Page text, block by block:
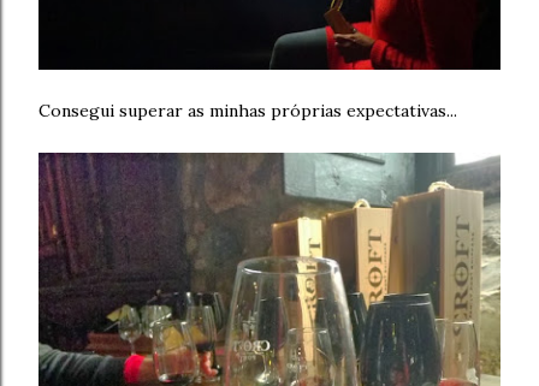
Consegui superar as minhas próprias expectativas...